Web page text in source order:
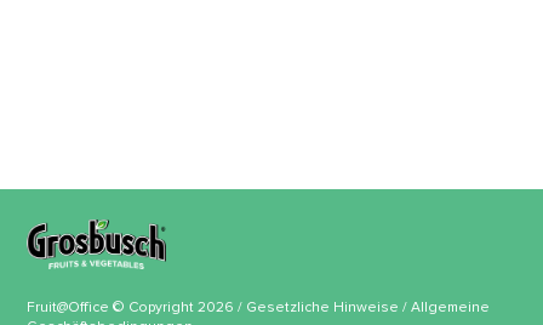
Fruit@Office © Copyright 2026 / Gesetzliche Hinweise /Allgemeine